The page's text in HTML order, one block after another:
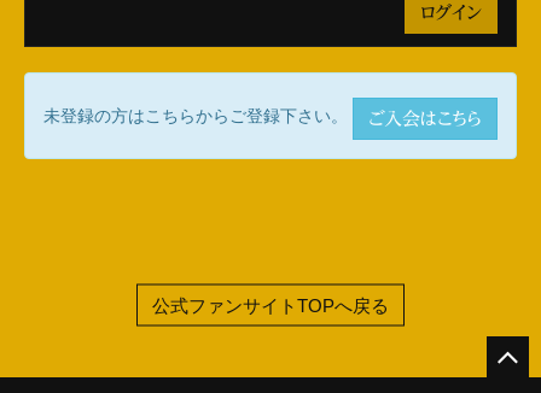
未登録の方はこちらからご登録下さい。 ご入会はこちら
公式ファンサイトTOPへ戻る